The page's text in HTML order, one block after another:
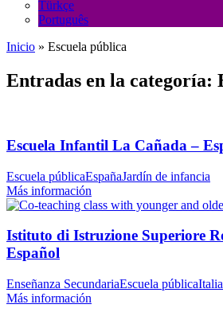
Türkçe
Português
Inicio » Escuela pública
Entradas en la categoría:
Escuela Infantil La Cañada –
Escuela públicaEspañaJardín de infancia
Más información
Istituto di Istruzione Superiore
Español
Enseñanza SecundariaEscuela públicaItalia
Más información